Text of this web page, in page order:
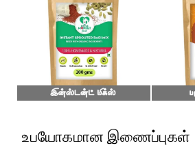
உபயோகமான இணைப்புகள்